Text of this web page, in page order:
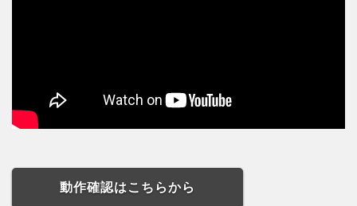
動作確認はこちらから